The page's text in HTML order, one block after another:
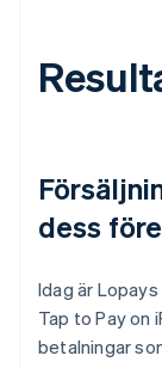
dess
Idag är
Tap to Pay on
betalningar